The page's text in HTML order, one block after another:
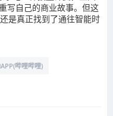
写自己的商业故事。但这
是真正找到了通往智能时
哔哩哔哩)